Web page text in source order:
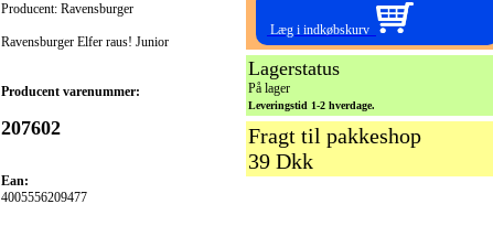
Producent: Ravensburger
Ravensburger Elfer raus! Junior
Producent varenummer:
207602
Ean:
4005556209477
Læg i indkøbskurv
Lagerstatus
På lager
Leveringstid 1-2 hverdage.
Fragt til pakkeshop
39 Dkk